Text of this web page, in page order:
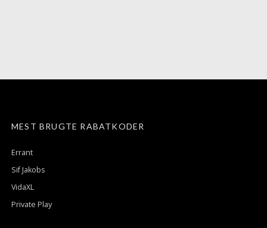
MEST BRUGTE RABATKODER
Errant
Sif Jakobs
VidaXL
Private Play